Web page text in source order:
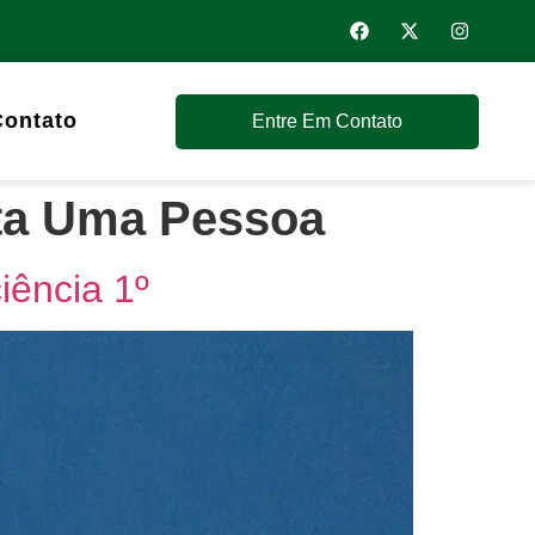
Entre Em Contato
Uma Pessoa
1º